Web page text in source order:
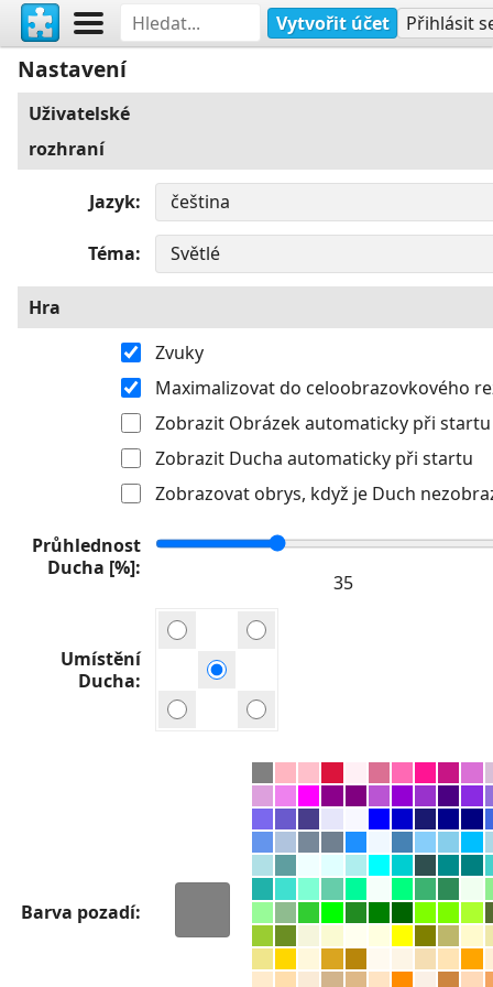
Vytvořit účet Přihlásit
Nastavení
Uživatelské
rozhraní
Jazyk
Téma
Hra
Zvuky
Maximalizovat do celoobrazovkového
Zobrazit Obrázek automaticky při startu
Zobrazit Ducha automaticky při startu
Zobrazovat obrys, když je Duch
Průhlednost
Ducha [%]
Umístění
Ducha
Barva pozadí